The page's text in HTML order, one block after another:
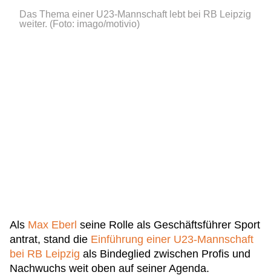
Das Thema einer U23-Mannschaft lebt bei RB Leipzig
weiter. (Foto: imago/motivio)
Als Max Eberl seine Rolle als Geschäftsführer Sport
antrat, stand die Einführung einer U23-Mannschaft
bei RB Leipzig als Bindeglied zwischen Profis und
Nachwuchs weit oben auf seiner Agenda.